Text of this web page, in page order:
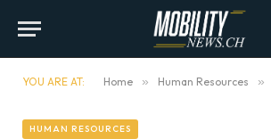
YOU ARE AT: Home » Human Resources »
HUMAN RESOURCES